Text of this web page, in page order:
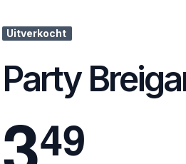
Uitverkocht
Party
49